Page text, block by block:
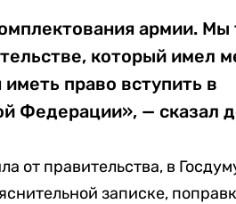
армии. Мы
который имел
право вступить в
Федерации», — сказал
от правительства, в
записке,